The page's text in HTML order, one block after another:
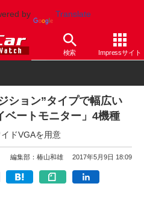
by Translate
検索 Impressサイト
その他
ション”タイプで幅広い
ベートモニター」4機種
ドVGAを用意
編集部：椿山和雄 2017年5月9日 18:09